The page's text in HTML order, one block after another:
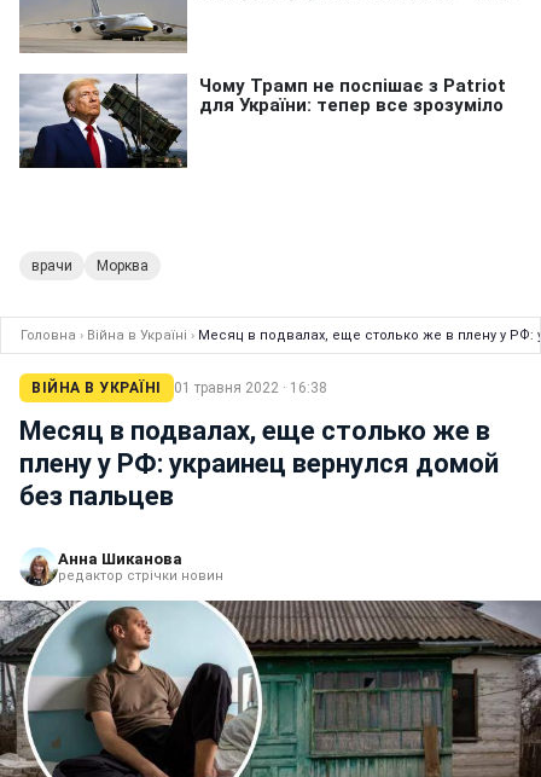
врачи Морква
Головна › Війна в Україні › Месяц в подвалах, еще столько же в плену у РФ:
ВІЙНА В УКРАЇНІ 01 травня 2022 · 16:38
Месяц в подвалах, еще столько же в
плену у РФ: украинец вернулся домой
без пальцев
Анна Шиканова
редактор стрічки новин